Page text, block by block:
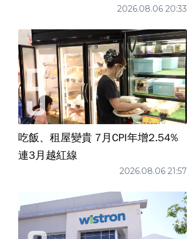
2026.08.06 20:33
吃飯、租屋變貴 7月CPI年增2.54%
連3月越紅線
2026.08.06 21:57